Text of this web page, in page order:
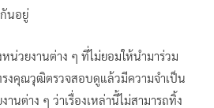
นอยู่
น่วยงานต่าง ๆ ที่ไม่ยอมให้นำมาร่วม
รงคุณวุฒิตรวจสอบดูแล้วมีความจำเป็น
นต่าง ๆ ว่าเรื่องเหล่านี้ไม่สามารถทิ้ง